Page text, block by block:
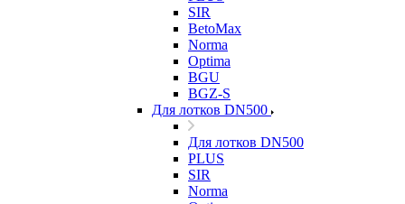
SIR
BetoMax
Norma
Optima
BGU
BGZ-S
Для лотков DN500
Для лотков DN500
PLUS
SIR
Norma